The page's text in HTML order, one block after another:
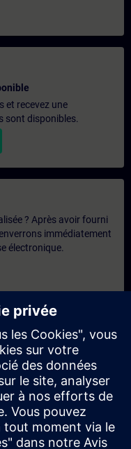
et recevez une
sont disponibles.
? Après avoir fourni
immédiatement
électronique.
si vous souhaitez
que ce soit sur
SITRAIN. Ce
plus importants (6
coordonnées et vos
un devis de